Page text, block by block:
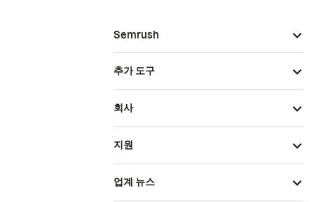
Semrush
추가 도구
회사
지원
업계 뉴스